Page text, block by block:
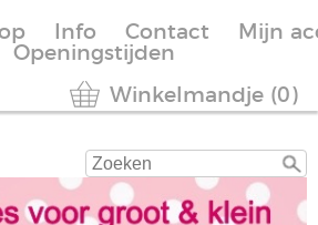
Info Contact
Mijn
Openingstijden
Winkelmandje (0)